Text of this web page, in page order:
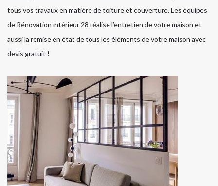
tous vos travaux en matière de toiture et couverture. Les équipes
de Rénovation intérieur 28 réalise l’entretien de votre maison et
aussi la remise en état de tous les éléments de votre maison avec
devis gratuit !